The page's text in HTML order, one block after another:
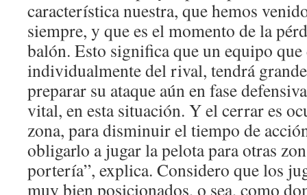
característica nuestra, que hemos
siempre, y que es el momento de la
balón. Esto significa que un equipo que
individualmente del rival, tendrá
preparar su ataque aún en fase
vital, en esta situación. Y el cerrar es
zona, para disminuir el tiempo de
obligarlo a jugar la pelota para otras
portería”, explica. Considero que los
muy bien posicionados, o sea, como